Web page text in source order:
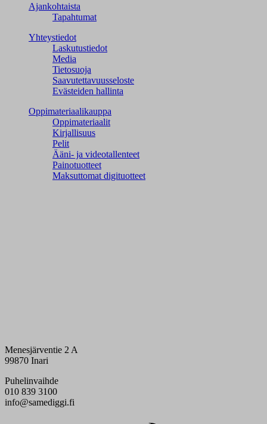
Ajankohtaista
Tapahtumat
Yhteystiedot
Laskutustiedot
Media
Tietosuoja
Saavutettavuusseloste
Evästeiden hallinta
Oppimateriaalikauppa
Oppimateriaalit
Kirjallisuus
Pelit
Ääni- ja videotallenteet
Painotuotteet
Maksuttomat digituotteet
Menesjärventie 2 A
99870 Inari
Puhelinvaihde
010 839 3100
info@samediggi.fi